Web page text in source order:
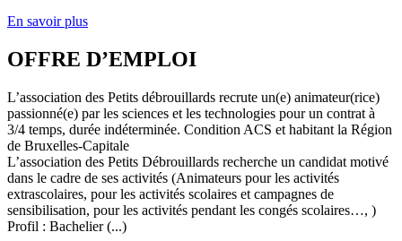
En savoir plus
OFFRE D’EMPLOI
L’association des Petits débrouillards recrute un(e) animateur(rice)
passionné(e) par les sciences et les technologies pour un contrat à
3/4 temps, durée indéterminée. Condition ACS et habitant la Région
de Bruxelles-Capitale
L’association des Petits Débrouillards recherche un candidat motivé
dans le cadre de ses activités (Animateurs pour les activités
extrascolaires, pour les activités scolaires et campagnes de
sensibilisation, pour les activités pendant les congés scolaires…, )
Profil : Bachelier (...)